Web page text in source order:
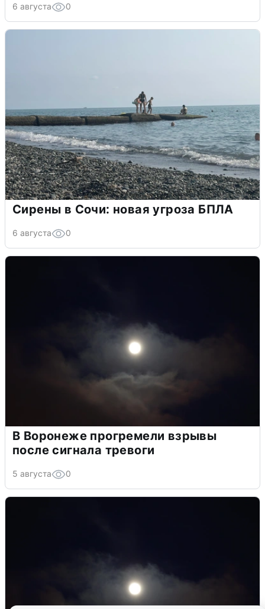
6 августа 0
Сирены в Сочи: новая угроза БПЛА
6 августа 0
В Воронеже прогремели взрывы
после сигнала тревоги
5 августа 0